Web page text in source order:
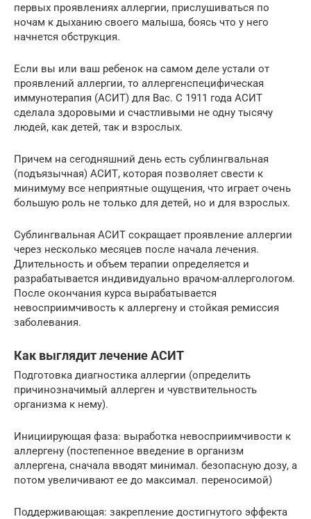
первых проявлениях аллергии, прислушиваться по
ночам к дыханию своего малыша, боясь что у него
начнется обструкция.
Если вы или ваш ребенок на самом деле устали от
проявлений аллергии, то аллергенспецифическая
иммунотерапия (АСИТ) для Вас. С 1911 года АСИТ
сделала здоровыми и счастливыми не одну тысячу
людей, как детей, так и взрослых.
Причем на сегодняшний день есть сублингвальная
(подъязычная) АСИТ, которая позволяет свести к
минимуму все неприятные ощущения, что играет очень
большую роль не только для детей, но и для взрослых.
Сублингвальная АСИТ сокращает проявление аллергии
через несколько месяцев после начала лечения.
Длительность и объем терапии определяется и
разрабатывается индивидуально врачом-аллергологом.
После окончания курса вырабатывается
невосприимчивость к аллергену и стойкая ремиссия
заболевания.
Как выглядит лечение АСИТ
Подготовка диагностика аллергии (определить
причинозначимый аллерген и чувствительность
организма к нему).
Инициирующая фаза: выработка невосприимчивости к
аллергену (постепенное введение в организм
аллергена, сначала вводят минимал. безопасную дозу, а
потом увеличивают ее до максимал. переносимой)
Поддерживающая: закрепление достигнутого эффекта